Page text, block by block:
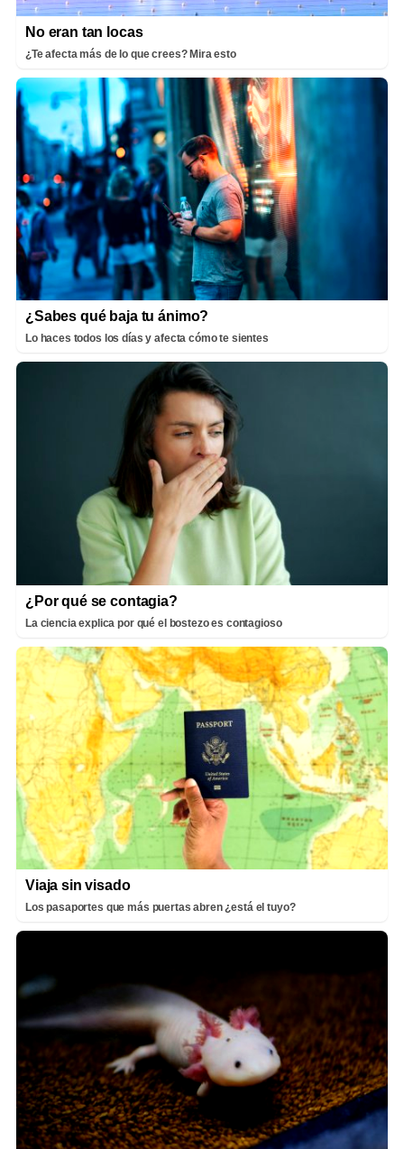
No eran tan locas
¿Te afecta más de lo que crees? Mira esto
¿Sabes qué baja tu ánimo?
Lo haces todos los días y afecta cómo te sientes
¿Por qué se contagia?
La ciencia explica por qué el bostezo es contagioso
Viaja sin visado
Los pasaportes que más puertas abren ¿está el tuyo?